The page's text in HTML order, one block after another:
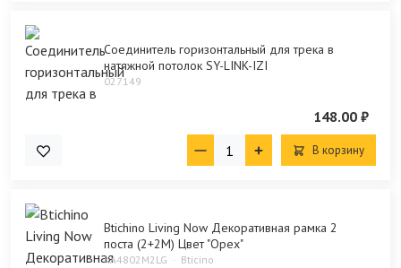
Соединитель горизонтальный для трека в
натяжной потолок SY-LINK-IZI
027149
148.00 ₽
В корзину
Btichino Living Now Декоративная рамка 2
поста (2+2М) Цвет "Орех"
KA4802M2LG Bticino